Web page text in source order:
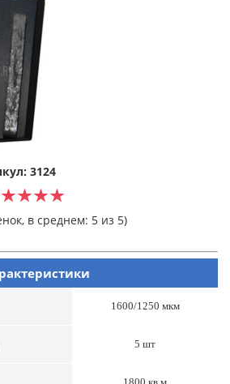
3124
в среднем: 5 из 5)
1600/1250 мкм
5 шт